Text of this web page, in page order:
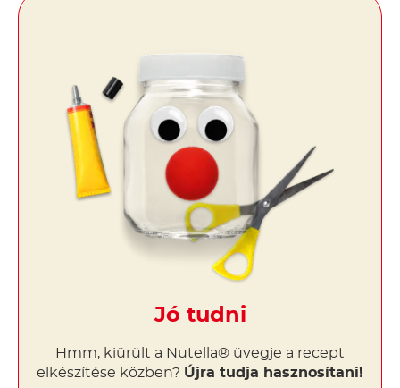
Jó tudni
Hmm, kiürült a Nutella® üvegje a recept
elkészítése közben? Újra tudja hasznosítani!